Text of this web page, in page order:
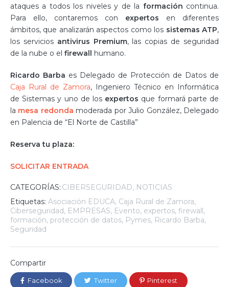
ataques a todos los niveles y de la formación continua.
Para ello, contaremos con expertos en diferentes
ámbitos, que analizarán aspectos como los sistemas ATP,
los servicios antivirus Premium, las copias de seguridad
de la nube o el firewall humano.
Ricardo Barba es Delegado de Protección de Datos de
Caja Rural de Zamora, Ingeniero Técnico en Informática
de Sistemas y uno de los expertos que formará parte de
la mesa redonda moderada por Julio González, Delegado
en Palencia de “El Norte de Castilla”
Reserva tu plaza:
SOLICITAR ENTRADA
CATEGORÍAS: CIBERSEGURIDAD NOTICIAS
Etiquetas: Asociación EDUCA, Caja Rural de Zamora,
Ciberseguridad, EMPRESAS, Evento, expertos, firewall,
formación, protección de datos, Pymes, Ricardo Barba,
Seguridad
Compartir
Facebook Twitter Pinterest